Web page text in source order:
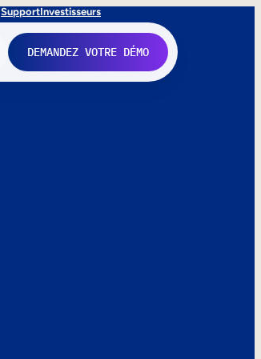
SupportInvestisseurs
DEMANDEZ VOTRE DÉMO